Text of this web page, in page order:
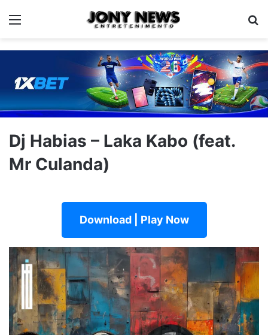
Menu
Dj Habias – Laka Kabo (feat.
Mr Culanda)
Download | Play Now